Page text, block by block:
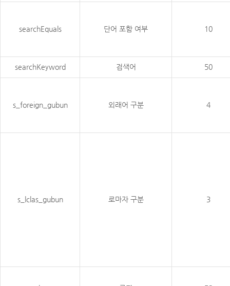
searchEquals 단어 포함 여부 10
searchKeyword 검색어 50
s_foreign_gubun 외래어 구분 4
s_lclas_gubun 로마자 구분 3